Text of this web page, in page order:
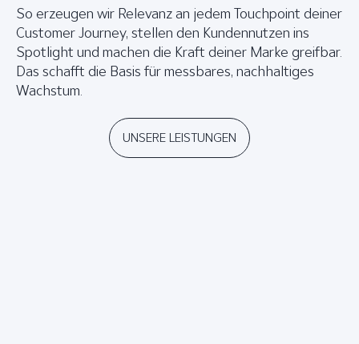
So erzeugen wir Relevanz an jedem Touchpoint deiner
Customer Journey, stellen den Kundennutzen ins
Spotlight und machen die Kraft deiner Marke greifbar.
Das schafft die Basis für messbares, nachhaltiges
Wachstum.
UNSERE LEISTUNGEN